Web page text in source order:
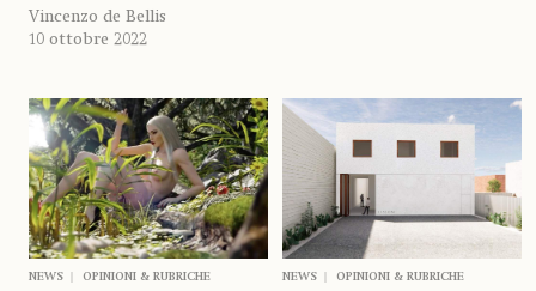
Vincenzo de Bellis
10 ottobre 2022
NEWS OPINIONI & RUBRICHE NEWS OPINIONI & RUBRICHE